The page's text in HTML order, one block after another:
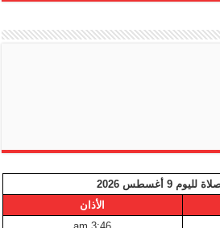
9 أغسطس 2026
الأذان